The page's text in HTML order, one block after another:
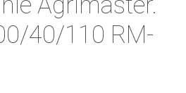
40/110 RM-